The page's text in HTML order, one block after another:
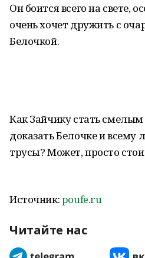
Он боится всего на свете,
очень хочет дружить с
Белочкой.
Как Зайчику стать
доказать Белочке и всему
трусы? Может, просто
Источник:poufe.ru
Читайте нас